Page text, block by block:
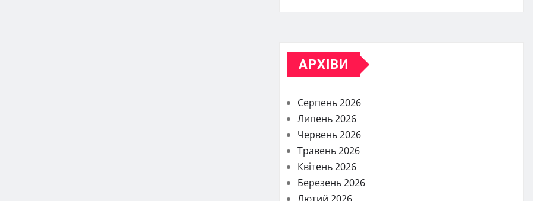
АРХІВИ
Серпень 2026
Липень 2026
Червень 2026
Травень 2026
Квітень 2026
Березень 2026